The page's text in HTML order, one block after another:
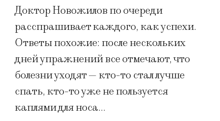
Доктор Новожилов по очереди
расспрашивает каждого, как успехи.
Ответы похожие: после нескольких
дней упражнений все отмечают, что
болезни уходят — кто-то стал лучше
спать, кто-то уже не пользуется
каплями для носа…